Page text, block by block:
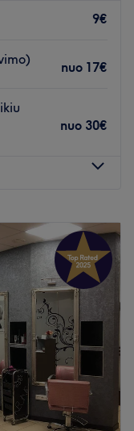
9€
nuo 17€
nuo 30€
10:00
20:00
10:00–20:00
10:00 –20:00
10:00–20:00
10:00–
10:00–20:00
Nail - PC
Manikiūras,
tai tik kelios šio